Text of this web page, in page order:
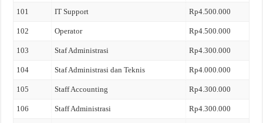
101 IT Support Rp4.500.000
102 Operator Rp4.500.000
103 Staf Administrasi Rp4.300.000
104 Staf Administrasi dan Teknis Rp4.000.000
105 Staff Accounting Rp4.300.000
106 Staff Administrasi Rp4.300.000